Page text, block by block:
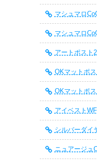
マシュマロ
マシュマロ
アートポスト
OKマットポ
OKマットポ
アイベスト
シルバーダイ
ニュアージュ